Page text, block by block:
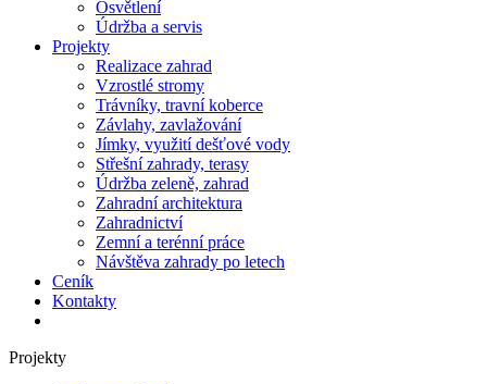
Osvětlení
Údržba a servis
Projekty
Realizace zahrad
Vzrostlé stromy
Trávníky, travní koberce
Závlahy, zavlažování
Jímky, využití dešťové vody
Střešní zahrady, terasy
Údržba zeleně, zahrad
Zahradní architektura
Zahradnictví
Zemní a terénní práce
Návštěva zahrady po letech
Ceník
Kontakty
Projekty